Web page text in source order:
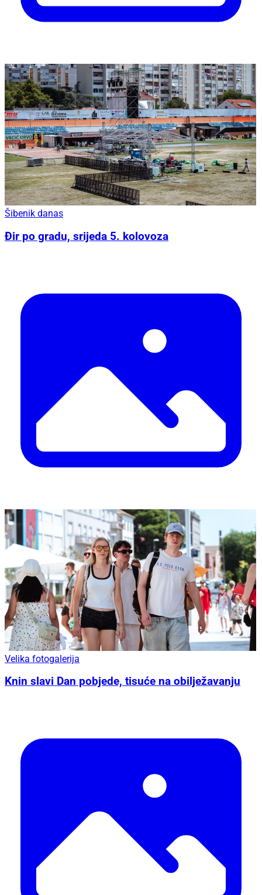
Šibenik danas
Đir po gradu, srijeda 5. kolovoza
Velika fotogalerija
Knin slavi Dan pobjede, tisuće na obilježavanju